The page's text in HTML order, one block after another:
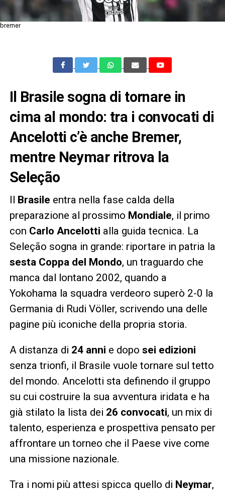
bremer
Il Brasile sogna di tornare in
cima al mondo: tra i convocati di
Ancelotti c’è anche Bremer,
mentre Neymar ritrova la
Seleção
Il Brasile entra nella fase calda della
preparazione al prossimo Mondiale, il primo
con Carlo Ancelotti alla guida tecnica. La
Seleção sogna in grande: riportare in patria la
sesta Coppa del Mondo, un traguardo che
manca dal lontano 2002, quando a
Yokohama la squadra verdeoro superò 2-0 la
Germania di Rudi Völler, scrivendo una delle
pagine più iconiche della propria storia.
A distanza di 24 anni e dopo sei edizioni
senza trionfi, il Brasile vuole tornare sul tetto
del mondo. Ancelotti sta definendo il gruppo
su cui costruire la sua avventura iridata e ha
già stilato la lista dei 26 convocati, un mix di
talento, esperienza e prospettiva pensato per
affrontare un torneo che il Paese vive come
una missione nazionale.
Tra i nomi più attesi spicca quello di Neymar,